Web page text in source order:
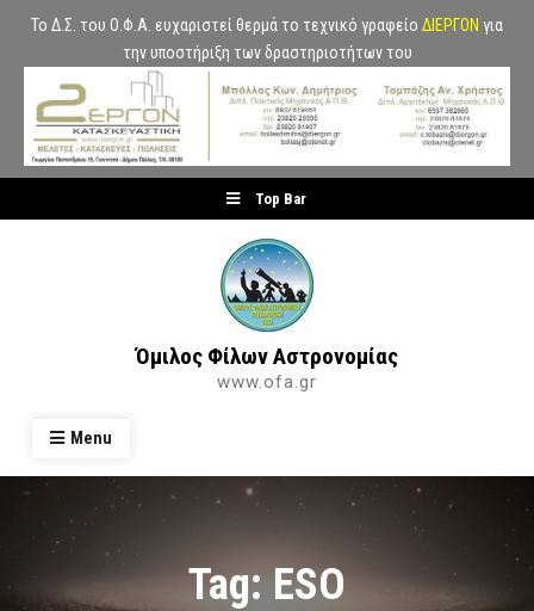
Το Δ.Σ. του Ο.Φ.Α. ευχαριστεί θερμά το τεχνικό γραφείο ΔΙΕΡΓΟΝ για
την υποστήριξη των δραστηριοτήτων του
to
Top Bar
Όμιλος Φίλων Αστρονομίας
www.ofa.gr
Menu
Tag:ESO